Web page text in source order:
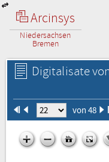
Arcinsys
Niedersachsen
Bremen
Digitalisate
von 48